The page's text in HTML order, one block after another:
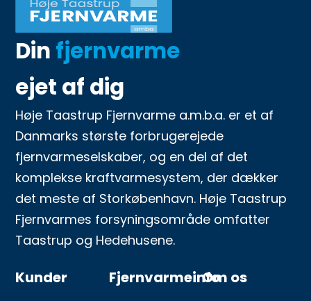
Din fjernvarme
ejet af dig
Høje Taastrup Fjernvarme a.m.b.a. er et af
Danmarks største forbrugerejede
fjernvarmeselskaber, og en del af det
komplekse kraftvarmesystem, der dækker
det meste af Storkøbenhavn. Høje Taastrup
Fjernvarmes forsyningsområde omfatter
Taastrup og Hedehusene.
Kunder FjernvarmeinfoOm os